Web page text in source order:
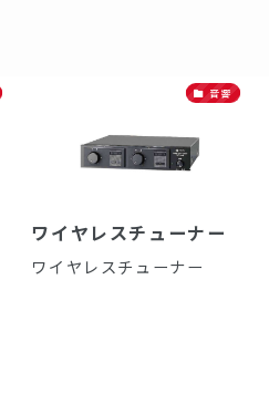
音響
ワイヤレスチューナー
ワイヤレスチューナー